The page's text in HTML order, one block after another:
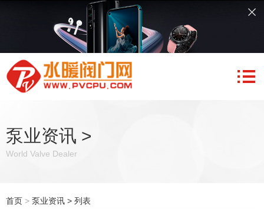
泵业资讯 >
World Valve Dealer
首页 > 泵业资讯 > 列表